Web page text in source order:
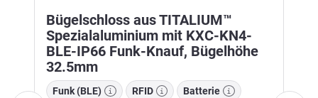
Bügelschloss aus TITALIUM™
Spezialaluminium mit KXC-KN4-
BLE-IP66 Funk-Knauf, Bügelhöhe
32.5mm
Funk (BLE) RFID Batterie